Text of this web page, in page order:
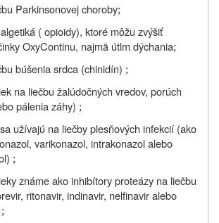
Parkinsonovej choroby;
( opioidy), ktoré môžu zvýšiť
OxyContinu, najmä útlm dýchania;
búšenia srdca (chinidín) ;
na liečbu žalúdočných vredov, porúch
pálenia záhy) ;
užívajú na liečby plesňových infekcií (ako
varikonazol, intrakonazol alebo
;
známe ako inhibítory proteázy na liečbu
ritonavir, indinavir, nelfinavir alebo
;